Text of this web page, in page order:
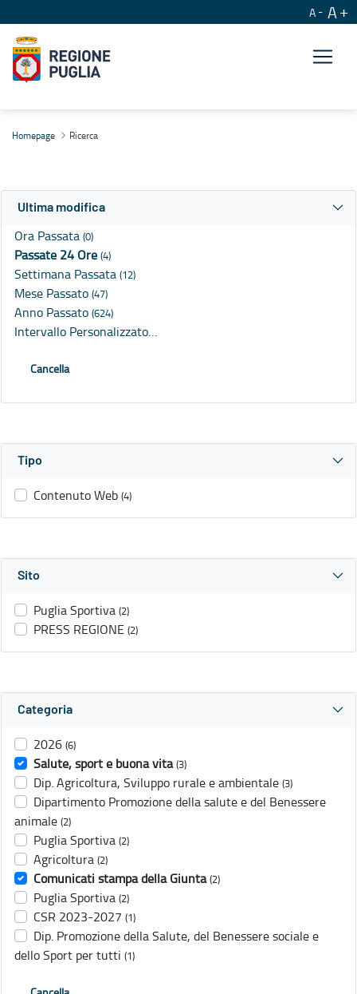
A A
Homepage Ricerca
Ultima modifica
Ora Passata (0)
Passate 24 Ore (4)
Settimana Passata (12)
Mese Passato (47)
Anno Passato (624)
Intervallo Personalizzato…
Cancella
Tipo
Contenuto Web (4)
Sito
Puglia Sportiva (2)
PRESS REGIONE (2)
Categoria
2026 (6)
Salute, sport e buona vita (3)
Dip. Agricoltura, Sviluppo rurale e ambientale (3)
Dipartimento Promozione della salute e del Benessere
animale (2)
Puglia Sportiva (2)
Agricoltura (2)
Comunicati stampa della Giunta (2)
Puglia Sportiva (2)
CSR 2023-2027 (1)
Dip. Promozione della Salute, del Benessere sociale e
dello Sport per tutti (1)